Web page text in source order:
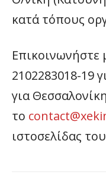
κατά τόπους
Επικοινωνήστε
2102283018-19
για Θεσσαλονίκη
το contact@
ιστοσελίδας